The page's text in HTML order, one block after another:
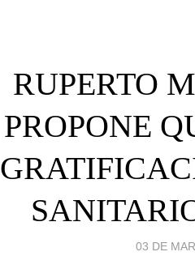
RUPERTO
PROPONE
03 DE